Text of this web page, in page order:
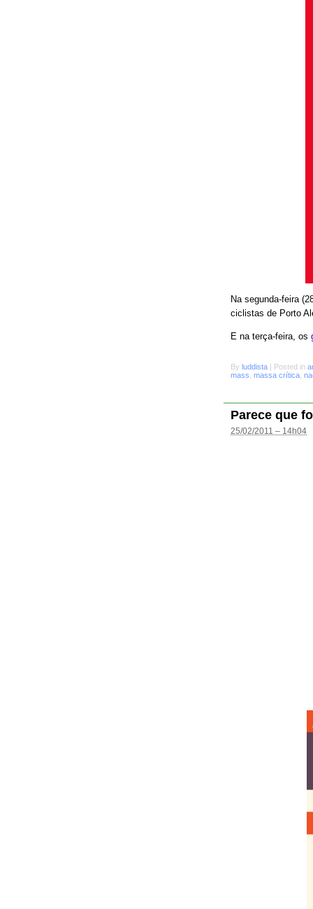
Na segunda-feira
ciclistas de Porto
E na terça-feira, os
By luddista | Posted in
mass massa crítica
Parece que
25/02/2011 – 14h04